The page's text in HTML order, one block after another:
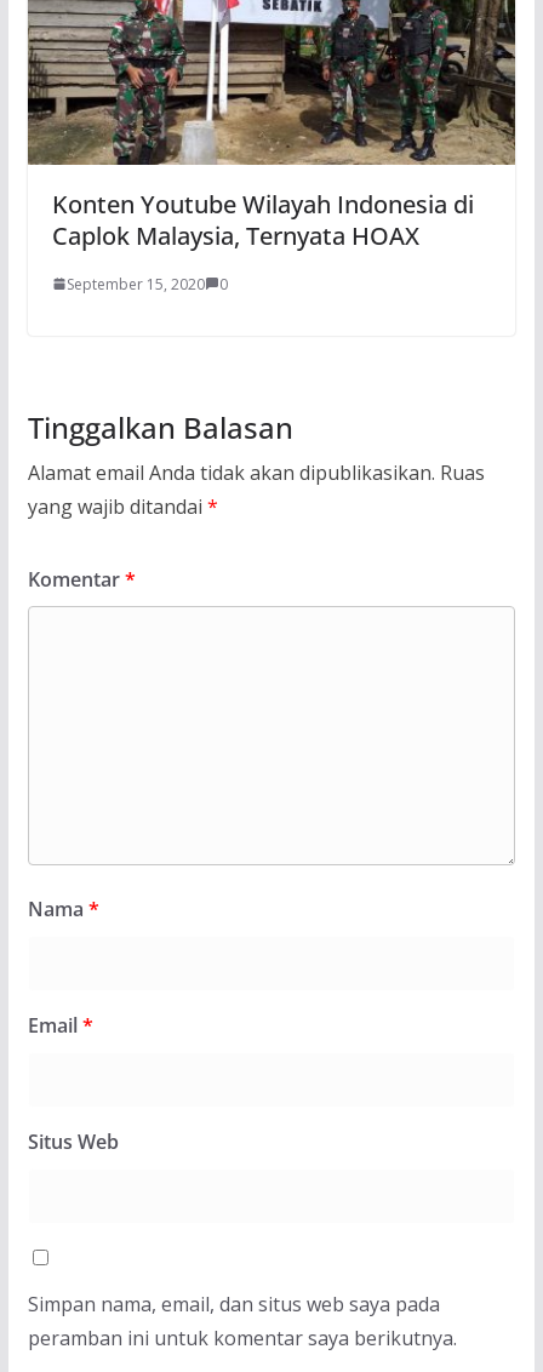
Konten Youtube Wilayah Indonesia di
Caplok Malaysia, Ternyata HOAX
September 15, 2020 0
Tinggalkan Balasan
Alamat email Anda tidak akan dipublikasikan. Ruas
yang wajib ditandai *
Komentar*
Nama *
Email*
Situs Web
Simpan nama, email, dan situs web saya pada
peramban ini untuk komentar saya berikutnya.